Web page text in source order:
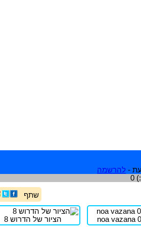
- להרשמה
שתף
הציור של הדרוש 8